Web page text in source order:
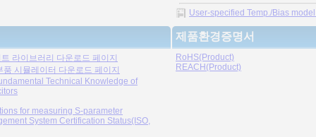
User-specified Temp./Bias
라이브러리 다운로드 페이지
품 시뮬레이터 다운로드 페이지
Technical Knowledge of
for measuring S-parameter
System Certification Status(ISO,
제품환경증명서
RoHS(Product)
REACH(Product)